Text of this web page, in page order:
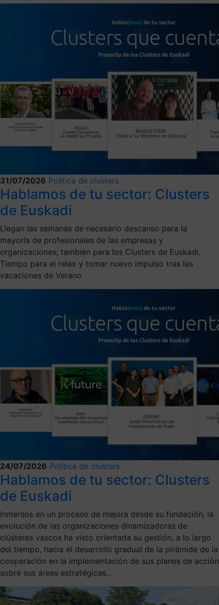
31/07/2026 Política de clusters
Hablamos de tu sector: Clusters
de Euskadi
Llegan las semanas de necesario descanso para la
mayoría de profesionales de las empresas y
organizaciones; también para los Clusters de Euskadi.
Tiempo para el relax y tomar nuevo impulso tras las
vacaciones de Verano.
24/07/2026 Política de clusters
Hablamos de tu sector: Clusters
de Euskadi
Inmersos en un proceso de mejora desde su fundación, la
evolución de las organizaciones dinamizadoras de
clústeres vascos ha visto orientada su gestión, a lo largo
del tiempo, hacia el desarrollo gradual de la pirámide de la
cooperación en la implementación de sus planes de acción
sobre sus áreas estratégicas...